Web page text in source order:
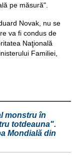
pe măsură".
Novak, nu se
va fi condus de
Naţională
Familiei,
monstru în
totdeauna".
Mondială din